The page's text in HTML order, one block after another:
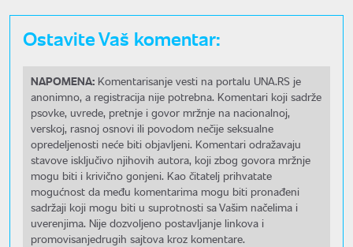
Ostavite Vaš komentar:
NAPOMENA: Komentarisanje vesti na portalu UNA.RS je
anonimno, a registracija nije potrebna. Komentari koji sadrže
psovke, uvrede, pretnje i govor mržnje na nacionalnoj,
verskoj, rasnoj osnovi ili povodom nečije seksualne
opredeljenosti neće biti objavljeni. Komentari odražavaju
stavove isključivo njihovih autora, koji zbog govora mržnje
mogu biti i krivično gonjeni. Kao čitatelj prihvatate
mogućnost da među komentarima mogu biti pronađeni
sadržaji koji mogu biti u suprotnosti sa Vašim načelima i
uverenjima. Nije dozvoljeno postavljanje linkova i
promovisanjedrugih sajtova kroz komentare.